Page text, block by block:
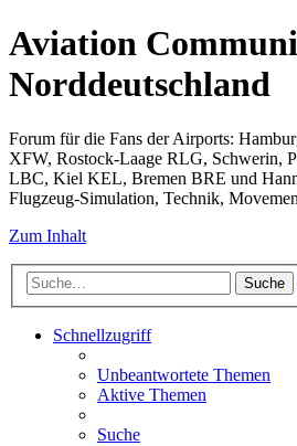
Aviation
Norddeutschland
Forum für die Fans der Airports:
XFW, Rostock-Laage RLG, Schwerin,
LBC, Kiel KEL, Bremen BRE und
Flugzeug-Simulation, Technik,
Zum Inhalt
Suche
Schnellzugriff
Unbeantwortete Themen
Aktive Themen
Suche